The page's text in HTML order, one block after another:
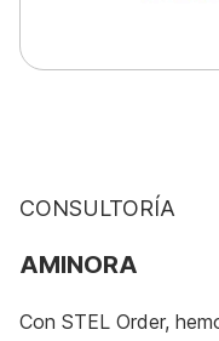
CONSULTORÍA
AMINORA
Con STEL Order,